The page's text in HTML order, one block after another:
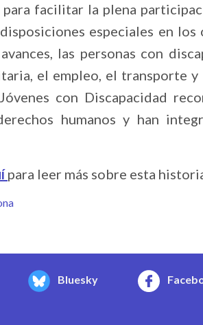
para facilitar la plena
especiales en
las personas con
el empleo, el transporte
con Discapacidad
humanos y han
para leer más sobre esta
Bluesky